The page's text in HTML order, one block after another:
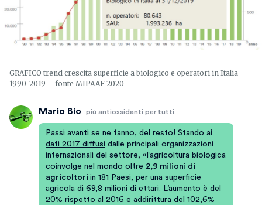
GRAFICO trend crescita superficie a biologico e operatori in Italia
1990-2019 – fonte MIPAAF 2020
Mario Bio più antiossidanti per tutti
Passi avanti se ne fanno, del resto! Stando ai
dati 2017 diffusi dalle principali organizzazioni
internazionali del settore, «l’agricoltura biologica
coinvolge nel mondo oltre 2,9 milioni di
agricoltori in 181 Paesi, per una superficie
agricola di 69,8 milioni di ettari. L’aumento è del
20% rispetto al 2016 e addirittura del 102,6%